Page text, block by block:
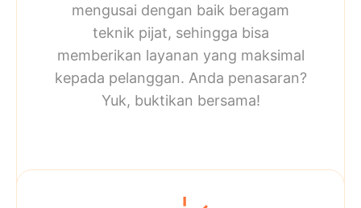
mengusai dengan baik beragam
teknik pijat, sehingga bisa
memberikan layanan yang maksimal
kepada pelanggan. Anda penasaran?
Yuk, buktikan bersama!